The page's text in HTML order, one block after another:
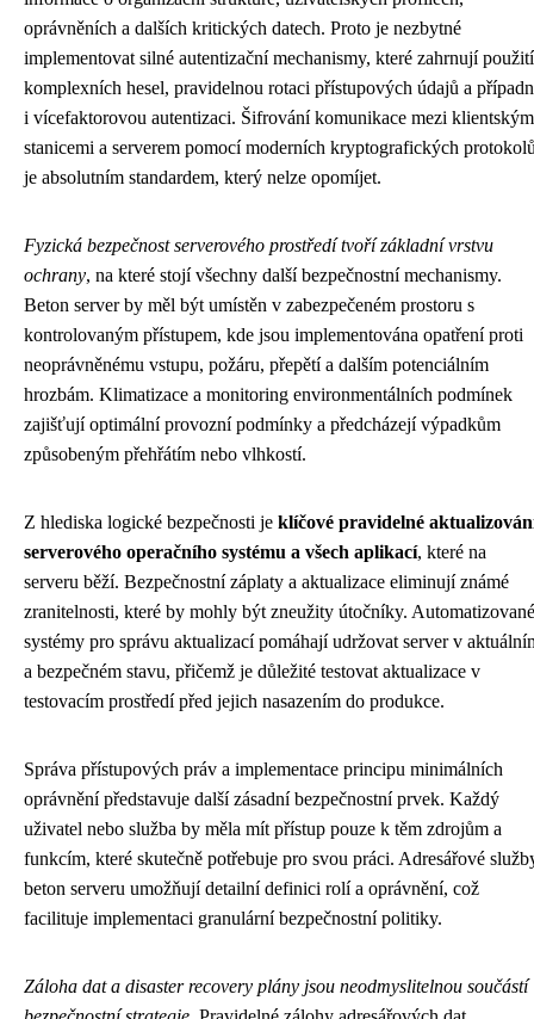
oprávněních a dalších kritických datech. Proto je nezbytné
implementovat silné autentizační mechanismy, které zahrnují použití
komplexních hesel, pravidelnou rotaci přístupových údajů a
i vícefaktorovou autentizaci. Šifrování komunikace mezi
stanicemi a serverem pomocí moderních kryptografických
je absolutním standardem, který nelze opomíjet.
Fyzická bezpečnost serverového prostředí tvoří základní vrstvu
ochrany, na které stojí všechny další bezpečnostní mechanismy.
Beton server by měl být umístěn v zabezpečeném prostoru s
kontrolovaným přístupem, kde jsou implementována opatření proti
neoprávněnému vstupu, požáru, přepětí a dalším potenciálním
hrozbám. Klimatizace a monitoring environmentálních podmínek
zajišťují optimální provozní podmínky a předcházejí výpadkům
způsobeným přehřátím nebo vlhkostí.
Z hlediska logické bezpečnosti je klíčové pravidelné
serverového operačního systému a všech aplikací, které na
serveru běží. Bezpečnostní záplaty a aktualizace eliminují známé
zranitelnosti, které by mohly být zneužity útočníky. Automatizované
systémy pro správu aktualizací pomáhají udržovat server v
a bezpečném stavu, přičemž je důležité testovat aktualizace v
testovacím prostředí před jejich nasazením do produkce.
Správa přístupových práv a implementace principu minimálních
oprávnění představuje další zásadní bezpečnostní prvek. Každý
uživatel nebo služba by měla mít přístup pouze k těm zdrojům a
funkcím, které skutečně potřebuje pro svou práci. Adresářové
beton serveru umožňují detailní definici rolí a oprávnění, což
facilituje implementaci granulární bezpečnostní politiky.
Záloha dat a disaster recovery plány jsou neodmyslitelnou součástí